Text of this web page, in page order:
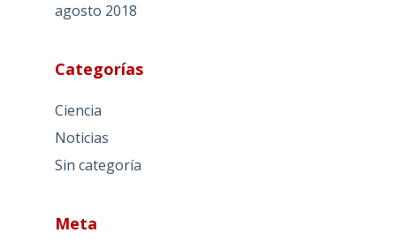
agosto 2018
Categorías
Ciencia
Noticias
Sin categoría
Meta